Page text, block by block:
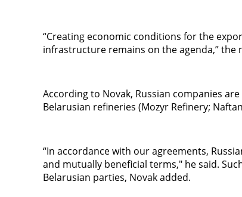
“Creating economic conditions for the
infrastructure remains on the agenda,” the
According to Novak, Russian companies
Belarusian refineries (Mozyr Refinery;
“In accordance with our agreements,
and mutually beneficial terms," he said.
Belarusian parties, Novak added.